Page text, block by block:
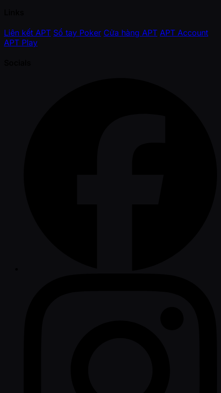
Liên kết APT Sổ tay Poker Cửa hàng APT APT Account
APT Play